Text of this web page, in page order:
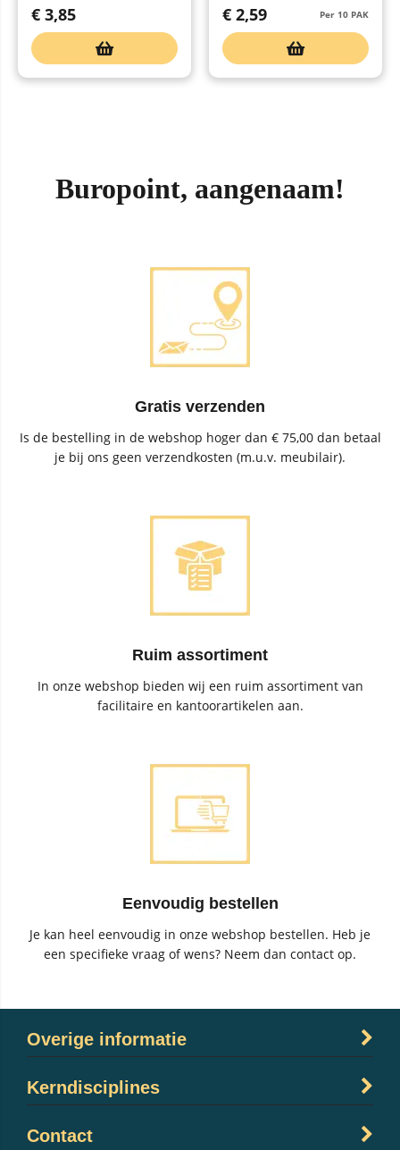
€ 3,85 Per 10 PAK
€ 2,59
Buropoint, aangenaam!
Gratis verzenden
Is de bestelling in de webshop hoger dan € 75,00 dan betaal
je bij ons geen verzendkosten (m.u.v. meubilair).
Ruim assortiment
In onze webshop bieden wij een ruim assortiment van
facilitaire en kantoorartikelen aan.
Eenvoudig bestellen
Je kan heel eenvoudig in onze webshop bestellen. Heb je
een specifieke vraag of wens? Neem dan contact op.
Overige informatie
Kerndisciplines
Contact